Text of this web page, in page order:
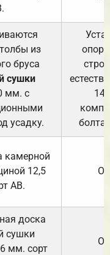
из
бруса
сушки
мм. с
усадку.
камерной
12,5
АВ.
доска
сушки
мм. сорт